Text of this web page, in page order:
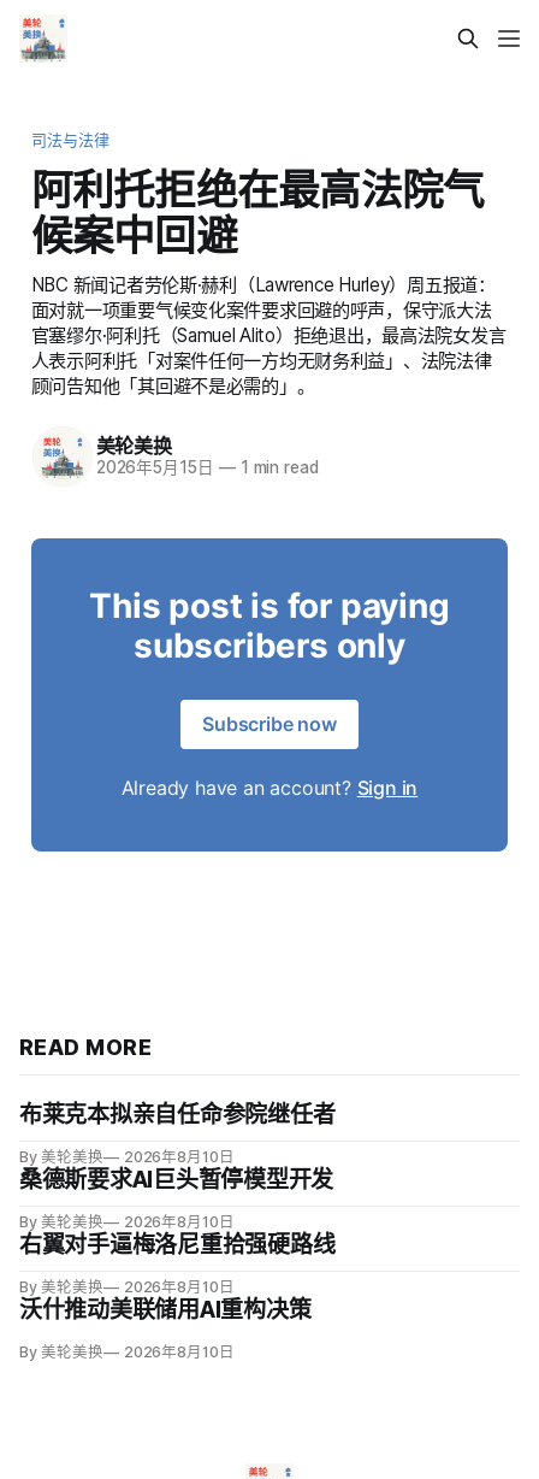
司法与法律
阿利托拒绝在最高法院气
候案中回避
NBC 新闻记者劳伦斯·赫利（Lawrence Hurley）周五报道：
面对就一项重要气候变化案件要求回避的呼声，保守派大法
官塞缪尔·阿利托（Samuel Alito）拒绝退出，最高法院女发言
人表示阿利托「对案件任何一方均无财务利益」、法院法律
顾问告知他「其回避不是必需的」。
美轮美换
2026年5月15日 —1 min read
This post is for paying
subscribers only
Subscribe now
Already have an account? Sign in
READ MORE
布莱克本拟亲自任命参院继任者
By 美轮美换 2026年8月10日
桑德斯要求AI巨头暂停模型开发
By 美轮美换 2026年8月10日
右翼对手逼梅洛尼重拾强硬路线
By 美轮美换 2026年8月10日
沃什推动美联储用AI重构决策
By 美轮美换 2026年8月10日